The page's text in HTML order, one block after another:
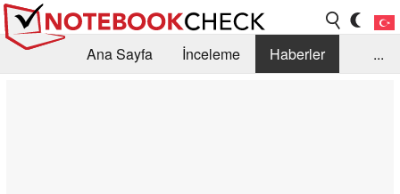
Ana Sayfa İnceleme
Haberler
...